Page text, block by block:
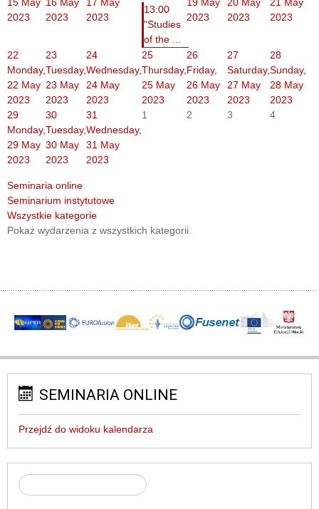
2023
2023
2023
13:00
"Studies
of the ...
2023
2023
2023
22
Monday,
22 May
2023
23
Tuesday,
23 May
2023
24
Wednesday,
24 May
2023
25
Thursday,
25 May
2023
26
Friday,
26 May
2023
27
Saturday,
27 May
2023
28
Sunday,
28 May
2023
29
Monday,
29 May
2023
30
Tuesday,
30 May
2023
31
Wednesday,
31 May
2023
1 2 3 4
Seminaria online
Seminarium instytutowe
Wszystkie kategorie
Pokaż wydarzenia z wszystkich kategorii.
SEMINARIA ONLINE
Przejdź do widoku kalendarza